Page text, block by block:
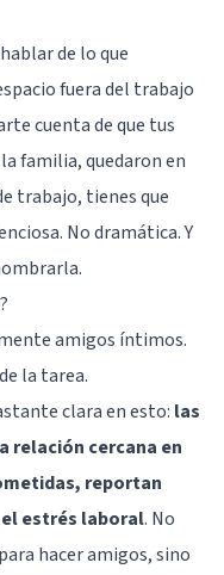
de lo que
fuera del trabajo
cuenta de que tus
familia, quedaron en
trabajo, tienes que
No dramática. Y
amigos íntimos.
la tarea.
clara en esto: las
relación cercana en
reportan
estrés laboral. No
hacer amigos, sino